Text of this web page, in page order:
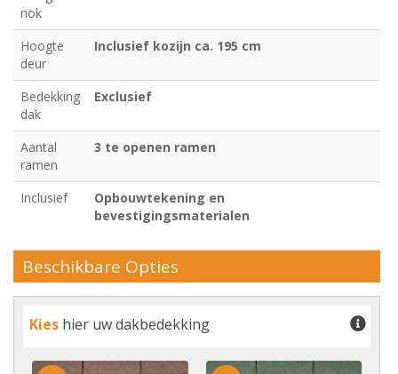
nok
Hoogte
deur
Inclusief kozijn ca. 195 cm
Bedekking
dak
Exclusief
Aantal
ramen
3 te openen ramen
Inclusief
Opbouwtekening en
bevestigingsmaterialen
Beschikbare Opties
Kies hier uw dakbedekking